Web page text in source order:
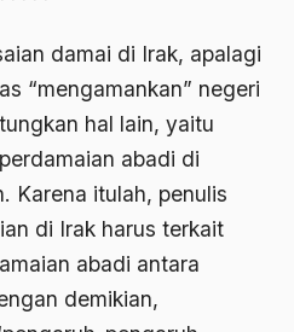
damai di Irak, apalagi
“mengamankan” negeri
hal lain, yaitu
abadi di
Karena itulah, penulis
di Irak harus terkait
abadi antara
demikian,